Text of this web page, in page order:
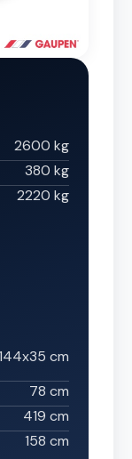
2600 kg
380 kg
2220 kg
cm
78 cm
419 cm
158 cm